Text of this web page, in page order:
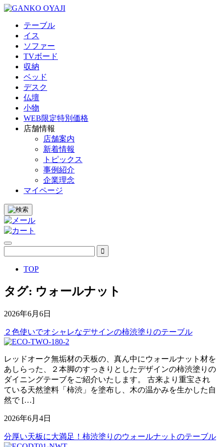
テーブル
イス
ソファー
TVボード
収納
ベッド
デスク
仏壇
小物
WEB限定特別価格
店舗情報
店舗案内
新着情報
トピックス
事例紹介
企業理念
マイページ
TOP
タグ: ウォールナット
2026年6月6日
２色使いでオシャレなデサインの柿渋塗りのテーブル
レッドオーク無垢材の天板の、真ん中にウォールナット材を
あしらった、２本脚のすっきりとしたデザインの柿渋塗りの
ダイニングテーブをご紹介いたします。 古来より重宝され
ている天然塗料「柿渋」を塗布し、木の温かみを生かした自
然で […]
2026年6月4日
分厚い天板に大満足！柿渋塗りのウォールナットのテーブル